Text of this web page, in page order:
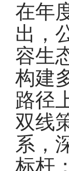
在年
出，
容生
构建
路径
双线
系，
标杆